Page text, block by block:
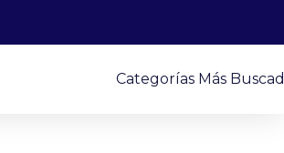
Categorías Más